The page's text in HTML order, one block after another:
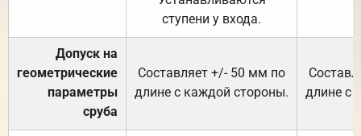
ступени у входа.
Допуск на
геометрические
параметры
сруба
Составляет +/- 50 мм по
длине с каждой стороны.
длине с